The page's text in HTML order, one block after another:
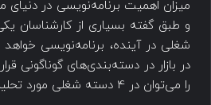
میزان اهمیت برنامه‌نویسی در دنیای
و طبق گفته بسیاری از کارشناسان
شغلی در آینده، برنامه‌نویسی
در بازار در دسته‌بندی‌های گوناگونی
را می‌توان در 4 دسته شغلی مورد تحلیل قرارداد.